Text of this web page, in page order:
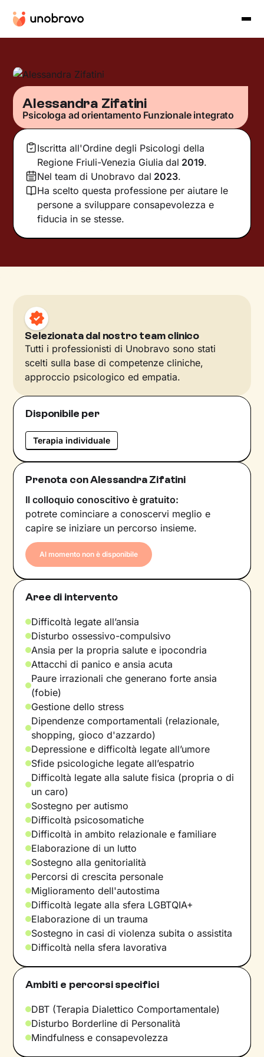
Alessandra Zifatini
Psicologa ad orientamento Funzionale integrato
Iscritta all'Ordine degli Psicologi della
Regione Friuli-Venezia Giulia dal 2019.
Nel team di Unobravo dal 2023.
Ha scelto questa professione per aiutare le
persone a sviluppare consapevolezza e
fiducia in se stesse.
Selezionata dal nostro team clinico
Tutti i professionisti di Unobravo sono stati
scelti sulla base di competenze cliniche,
approccio psicologico ed empatia.
Disponibile per
Terapia individuale
Prenota con Alessandra Zifatini
Il colloquio conoscitivo è gratuito:
potrete cominciare a conoscervi meglio e
capire se iniziare un percorso insieme.
Al momento non è disponibile
Aree di intervento
Difficoltà legate all’ansia
Disturbo ossessivo-compulsivo
Ansia per la propria salute e ipocondria
Attacchi di panico e ansia acuta
Paure irrazionali che generano forte ansia
(fobie)
Gestione dello stress
Dipendenze comportamentali (relazionale,
shopping, gioco d'azzardo)
Depressione e difficoltà legate all’umore
Sfide psicologiche legate all’espatrio
Difficoltà legate alla salute fisica (propria o di
un caro)
Sostegno per autismo
Difficoltà psicosomatiche
Difficoltà in ambito relazionale e familiare
Elaborazione di un lutto
Sostegno alla genitorialità
Percorsi di crescita personale
Miglioramento dell'autostima
Difficoltà legate alla sfera LGBTQIA+
Elaborazione di un trauma
Sostegno in casi di violenza subita o assistita
Difficoltà nella sfera lavorativa
Ambiti e percorsi specifici
DBT (Terapia Dialettico Comportamentale)
Disturbo Borderline di Personalità
Mindfulness e consapevolezza